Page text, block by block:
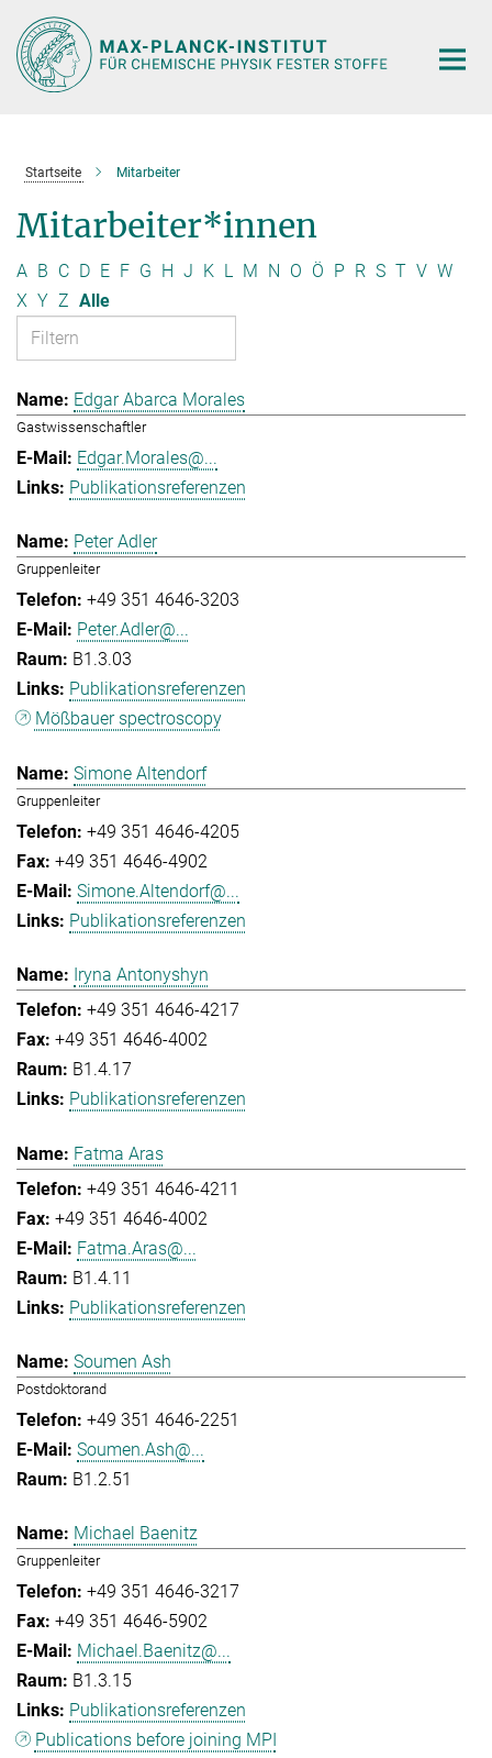
Hauptinhalt
Startseite Mitarbeiter
Mitarbeiter*innen
A B C D E F G H J K L M N O Ö P R S T V W
X Y Z Alle
Edgar Abarca Morales
Gastwissenschaftler
Edgar.Morales@...
Publikationsreferenzen
Peter Adler
Gruppenleiter
+49 351 4646-3203
Peter.Adler@...
B1.3.03
Publikationsreferenzen
Mößbauer spectroscopy
Simone Altendorf
Gruppenleiter
+49 351 4646-4205
+49 351 4646-4902
Simone.Altendorf@...
Publikationsreferenzen
Iryna Antonyshyn
+49 351 4646-4217
+49 351 4646-4002
B1.4.17
Publikationsreferenzen
Fatma Aras
+49 351 4646-4211
+49 351 4646-4002
Fatma.Aras@...
B1.4.11
Publikationsreferenzen
Soumen Ash
Postdoktorand
+49 351 4646-2251
Soumen.Ash@...
B1.2.51
Michael Baenitz
Gruppenleiter
+49 351 4646-3217
+49 351 4646-5902
Michael.Baenitz@...
B1.3.15
Publikationsreferenzen
Publications before joining MPI